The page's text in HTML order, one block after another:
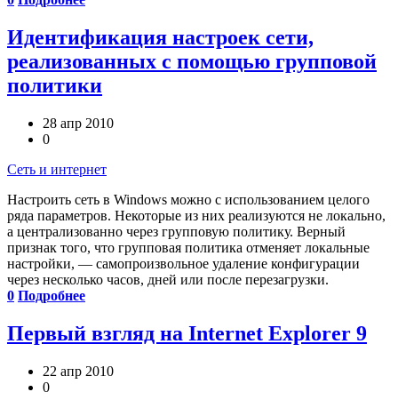
Идентификация настроек сети,
реализованных с помощью групповой
политики
28 апр 2010
0
Сеть и интернет
Настроить сеть в Windows можно с использованием целого
ряда параметров. Некоторые из них реализуются не локально,
а централизованно через групповую политику. Верный
признак того, что групповая политика отменяет локальные
настройки, — самопроизвольное удаление конфигурации
через несколько часов, дней или после перезагрузки.
0 Подробнее
Первый взгляд на Internet Explorer 9
22 апр 2010
0